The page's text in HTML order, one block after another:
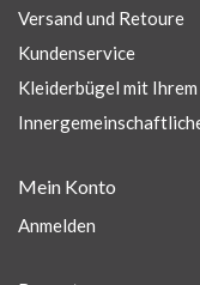
Versand und Retoure
Kundenservice
Kleiderbügel mit
Mein Konto
Anmelden